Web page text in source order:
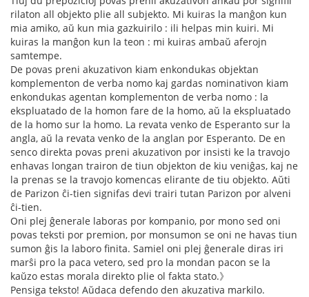
rilaton all objekto plie all subjekto. Mi kuiras la manĝon kun
mia amiko, aŭ kun mia gazkuirilo : ili helpas min kuiri. Mi
kuiras la manĝon kun la teon : mi kuiras ambaŭ aferojn
samtempe.
De povas preni akuzativon kiam enkondukas objektan
komplementon de verba nomo kaj gardas nominativon kiam
enkondukas agentan komplementon de verba nomo : la
ekspluatado de la homon fare de la homo, aŭ la ekspluatado
de la homo sur la homo. La revata venko de Esperanto sur la
angla, aŭ la revata venko de la anglan por Esperanto. De en
senco direkta povas preni akuzativon por insisti ke la travojo
enhavas longan trairon de tiun objekton de kiu veniĝas, kaj ne
la prenas se la travojo komencas elirante de tiu objekto. Aŭti
de Parizon ĉi-tien signifas devi trairi tutan Parizon por alveni
ĉi-tien.
Oni plej ĝenerale laboras por kompanio, por mono sed oni
povas teksti por premion, por monsumon se oni ne havas tiun
sumon ĝis la laboro finita. Samiel oni plej ĝenerale diras iri
marŝi pro la paca vetero, sed pro la mondan pacon se la
kaŭzo estas morala direkto plie ol fakta stato.》
Pensiga teksto! Aŭdaca defendo den akuzativa markilo.